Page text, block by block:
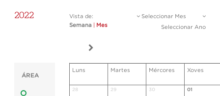
2022
Vista de:
Semana
Mes
Seleccionar Mes
Seleccionar Ano
ÁREA
Luns Martes Mércores Xoves
28 29 30 01